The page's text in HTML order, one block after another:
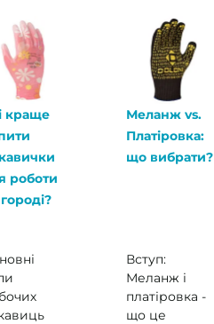
краще
роботи
Меланж vs.
Платіровка:
що вибрати?
Вступ:
Меланж і
платіровка -
що це